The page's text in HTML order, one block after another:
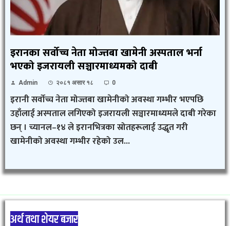
इरानका सर्वोच्च नेता मोज्तबा खामेनी अस्पताल भर्ना
भएको इजरायली सञ्चारमाध्यमको दाबी
Admin २०८१ असार १८ 0
इरानी सर्वोच्च नेता मोज्तबा खामेनीको अवस्था गम्भीर भएपछि
उहाँलाई अस्पताल लगिएको इजरायली सञ्चारमाध्यमले दाबी गरेका
छन् । च्यानल–१४ ले इरानभित्रका स्रोतहरूलाई उद्धृत गरी
खामेनीको अवस्था गम्भीर रहेको उल...
अर्थ तथा शेयर बजार